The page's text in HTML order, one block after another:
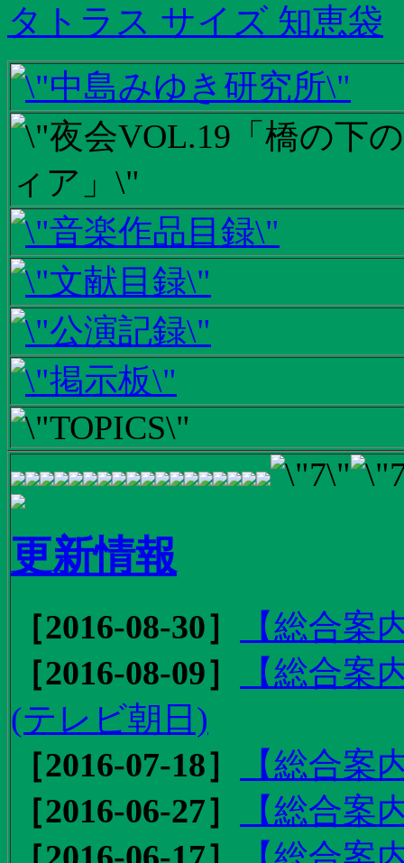
タトラス サイズ 知恵袋
更新情報
［2016-08-30］
【総合
［2016-08-09］
【総合
(テレビ朝日)
［2016-07-18］
【総合案
［2016-06-27］
【総合案